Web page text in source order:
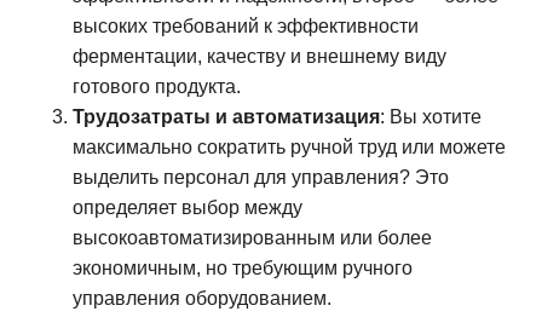
высоких требований к эффективности
ферментации, качеству и внешнему виду
готового продукта.
Трудозатраты и автоматизация: Вы хотите
максимально сократить ручной труд или можете
выделить персонал для управления? Это
определяет выбор между
высокоавтоматизированным или более
экономичным, но требующим ручного
управления оборудованием.